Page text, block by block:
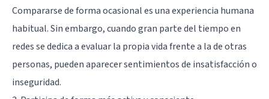
Compararse de forma ocasional es una experiencia humana
habitual. Sin embargo, cuando gran parte del tiempo en
redes se dedica a evaluar la propia vida frente a la de otras
personas, pueden aparecer sentimientos de insatisfacción o
inseguridad.